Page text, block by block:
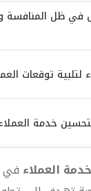
في ظل المنافسة
لتلبية توقعات
خدمة
العملاء في